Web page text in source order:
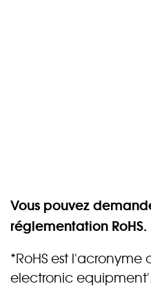
Vous pouvez
réglementation RoHS.
*RoHS est
electronic